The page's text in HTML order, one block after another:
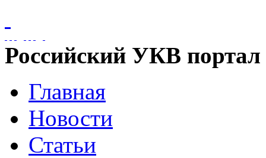
Российский УКВ портал
Главная
Новости
Статьи